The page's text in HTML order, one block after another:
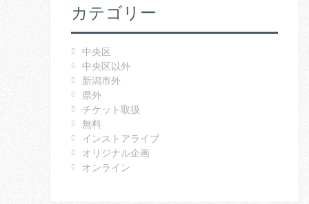
カテゴリー
中央区
中央区以外
新潟市外
県外
チケット取扱
無料
インストアライブ
オリジナル企画
オンライン